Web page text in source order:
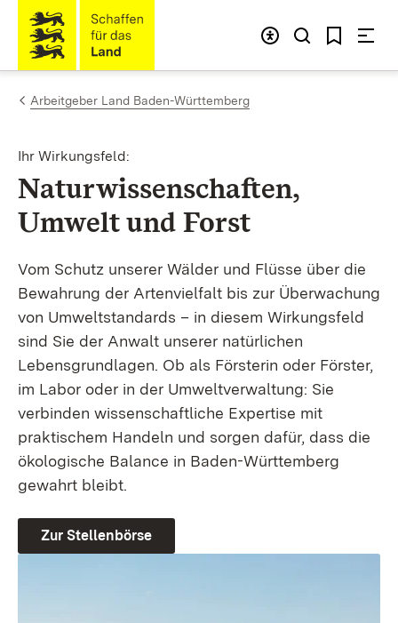
Zum Inhalt springen
Link zur Startseite
Arbeitgeber Land Baden-Württemberg
Ihr Wirkungsfeld:
Naturwissenschaften,
Umwelt und Forst
Vom Schutz unserer Wälder und Flüsse über die
Bewahrung der Artenvielfalt bis zur Überwachung
von Umweltstandards – in diesem Wirkungsfeld
sind Sie der Anwalt unserer natürlichen
Lebensgrundlagen. Ob als Försterin oder Förster,
im Labor oder in der Umweltverwaltung: Sie
verbinden wissenschaftliche Expertise mit
praktischem Handeln und sorgen dafür, dass die
ökologische Balance in Baden-Württemberg
gewahrt bleibt.
Zur Stellenbörse